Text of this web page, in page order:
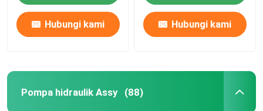
Hubungi kami Hubungi kami
Pompa hidraulik Assy (88)